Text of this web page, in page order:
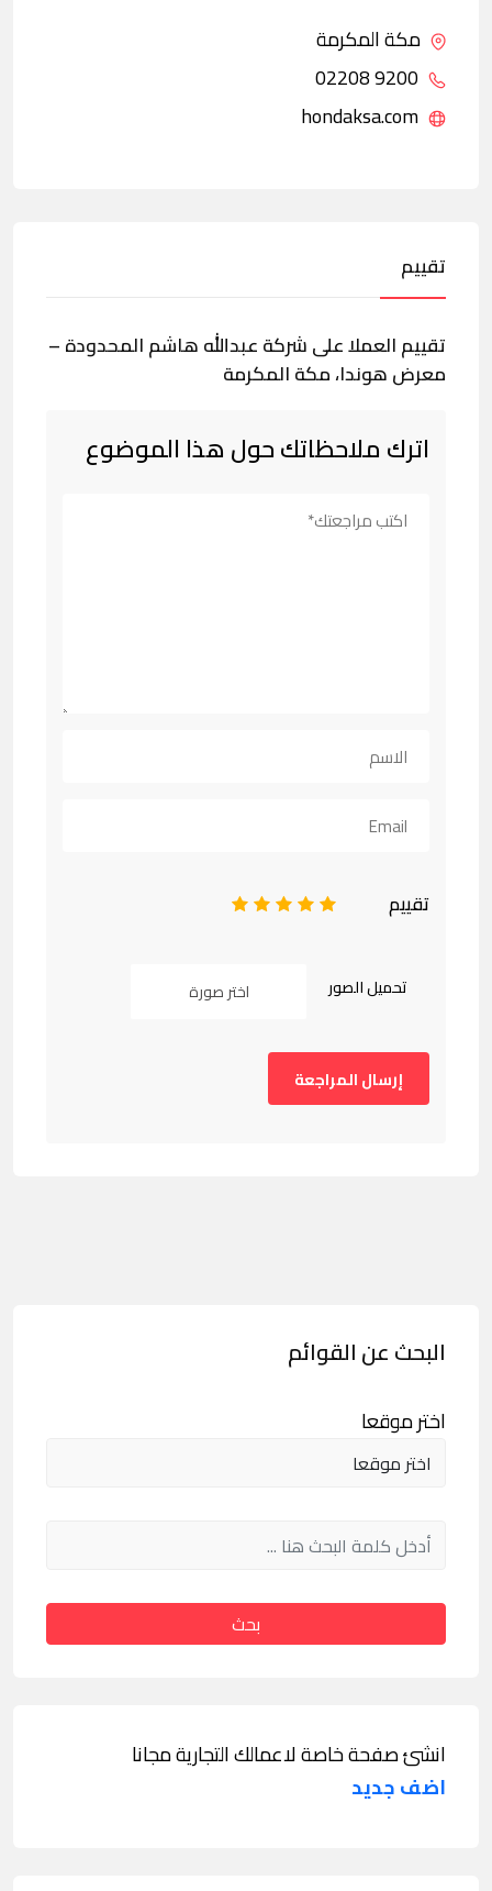
مكة المكرمة
تقييم
تقييم العملا على شركة عبدالله هاشم المحدودة –
معرض هوندا، مكة المكرمة
اترك ملاحظاتك حول هذا الموضوع
تقييم 5
4
3
2
تحميل الصور اختر صورة
البحث عن القوائم
اختر موقعا
بحث
انشئ صفحة خاصة لاعمالك التجارية مجانا
اضف جديد